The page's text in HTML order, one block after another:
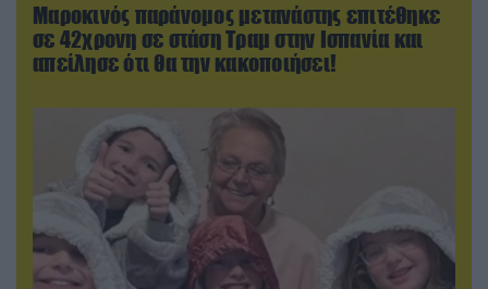
Μαροκινός παράνομος μετανάστης επιτέθηκε
σε 42χρονη σε στάση Τραμ στην Ισπανία και
απείλησε ότι θα την κακοποιήσει!